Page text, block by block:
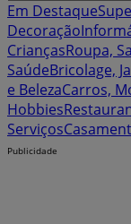
Em Destaque
Decoração
CriançasRoupa,
SaúdeBricolage,
e BelezaCarros,
Hobbies
Serviços
Publicidade